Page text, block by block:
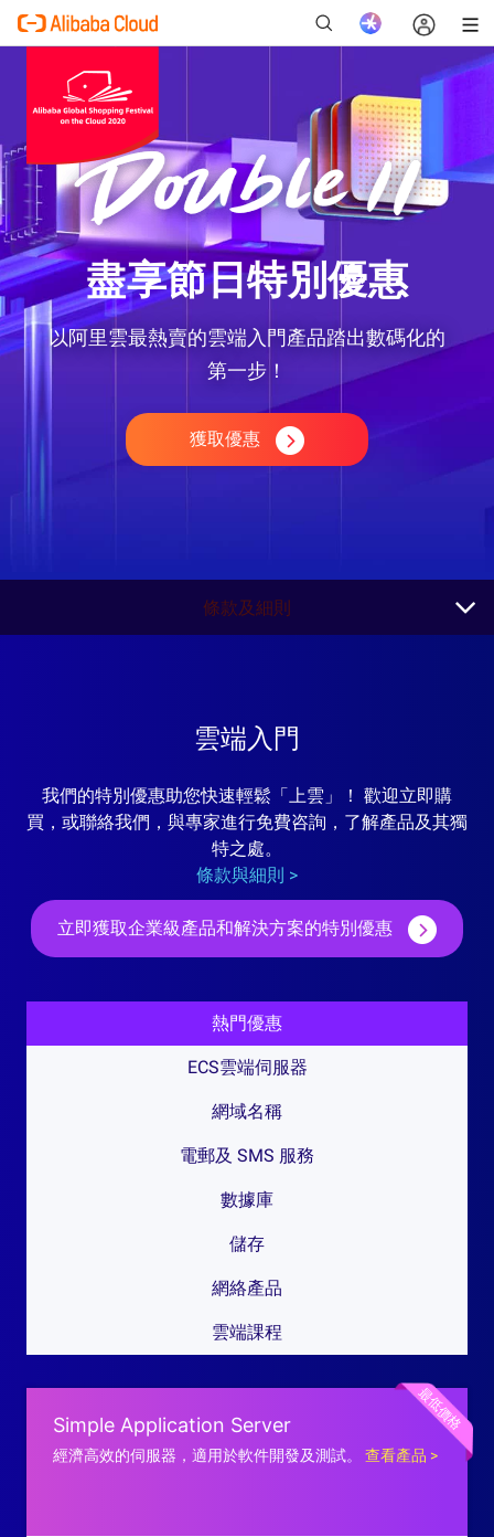
盡享節日特別優惠
以阿里雲最熱賣的雲端入門產品踏出數碼化的
第一步！
獲取優惠
條款及細則
雲端入門
我們的特別優惠助您快速輕鬆「上雲」！ 歡迎立即購
買，或聯絡我們，與專家進行免費咨詢，了解產品及其獨
特之處。
條款與細則 >
立即獲取企業級產品和解決方案的特別優惠
熱門優惠
ECS雲端伺服器
網域名稱
電郵及 SMS 服務
數據庫
儲存
網絡產品
雲端課程
Simple Application Server
經濟高效的伺服器，適用於軟件開發及測試。 查看產品 >
最低價格
新